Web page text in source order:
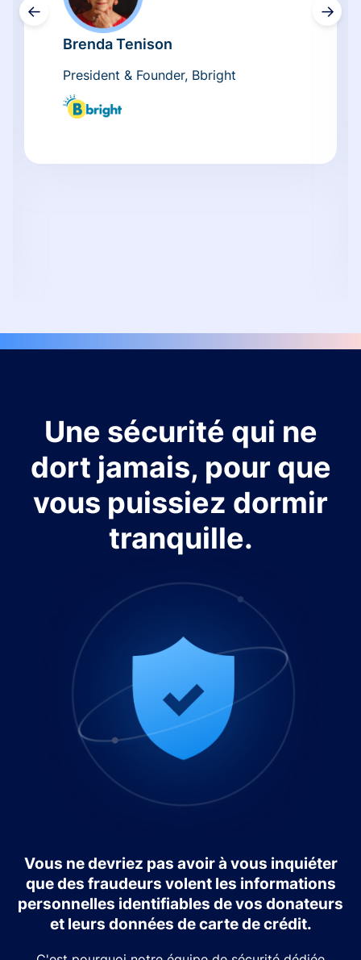
←
Brenda Tenison
President & Founder, Bbright
→
Une sécurité qui ne
dort jamais, pour que
vous puissiez dormir
tranquille.
Vous ne devriez pas avoir à vous inquiéter
que des fraudeurs volent les informations
personnelles identifiables de vos donateurs
et leurs données de carte de crédit.